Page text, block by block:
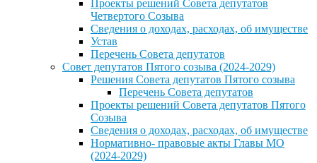
Проекты решений Совета депутатов
Четвертого Созыва
Сведения о доходах, расходах, об имуществе
Устав
Перечень Совета депутатов
Совет депутатов Пятого созыва (2024-2029)
Решения Совета депутатов Пятого созыва
Перечень Совета депутатов
Проекты решений Совета депутатов Пятого
Созыва
Сведения о доходах, расходах, об имуществе
Нормативно- правовые акты Главы МО
(2024-2029)